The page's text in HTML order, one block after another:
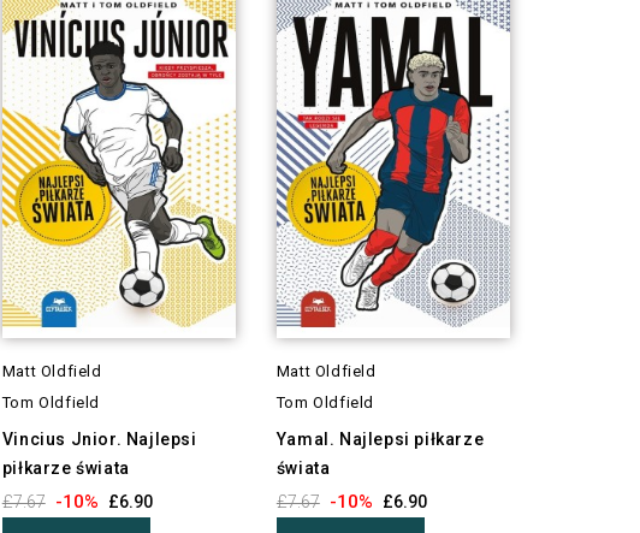
Matt Oldfield
Tom Oldfield
Vincius Jnior. Najlepsi
piłkarze świata
£7.67 -10% £6.90
Matt Oldfield
Tom Oldfield
Yamal. Najlepsi piłkarze
świata
£7.67 -10% £6.90